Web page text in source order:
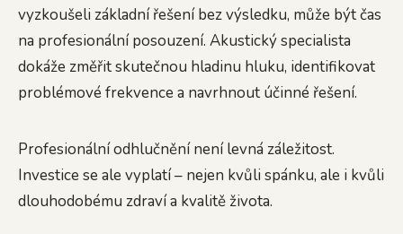
vyzkoušeli základní řešení bez výsledku, může být čas
na profesionální posouzení. Akustický specialista
dokáže změřit skutečnou hladinu hluku, identifikovat
problémové frekvence a navrhnout účinné řešení.
Profesionální odhlučnění není levná záležitost.
Investice se ale vyplatí – nejen kvůli spánku, ale i kvůli
dlouhodobému zdraví a kvalitě života.